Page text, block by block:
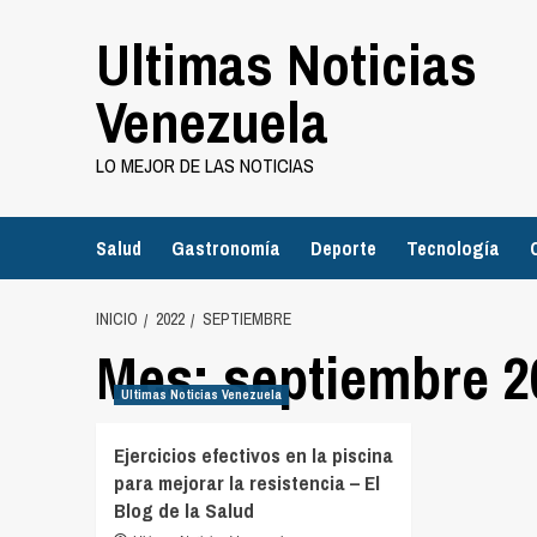
Ultimas Noticias
Venezuela
LO MEJOR DE LAS NOTICIAS
Salud Gastronomía Deporte Tecnología
INICIO 2022 SEPTIEMBRE
Mes:septiembre
Ultimas Noticias Venezuela
Ejercicios efectivos en la piscina
para mejorar la resistencia – El
Blog de la Salud